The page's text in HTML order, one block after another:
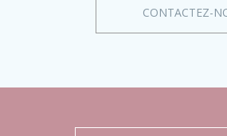
CONTACTEZ-